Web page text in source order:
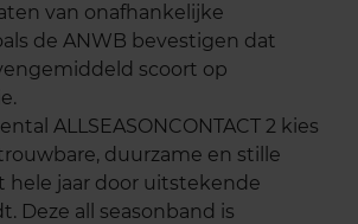
van onafhankelijke
de ANWB bevestigen dat
scoort op
ALLSEASONCONTACT 2 kies
duurzame en stille
hele jaar door uitstekende
Deze all seasonband is